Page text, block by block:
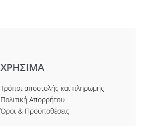
ΧΡΗΣΙΜΑ
Τρόποι αποστολής και πληρωμής
Πολιτική Απορρήτου
Όροι & Προϋποθέσεις